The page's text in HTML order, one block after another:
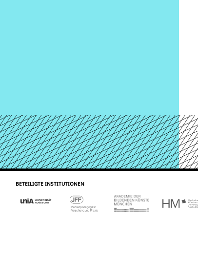
BETEILIGTE INSTITUTIONEN